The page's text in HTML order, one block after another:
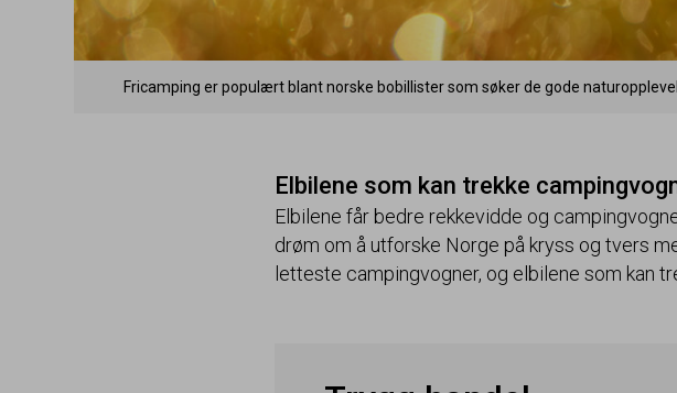
Fricamping er populært blant norske bobillister som søker de gode
Elbilene som kan trekke
Elbilene får bedre rekkevidde og
drøm om å utforske Norge på kryss og tvers
letteste campingvogner, og elbilene som kan